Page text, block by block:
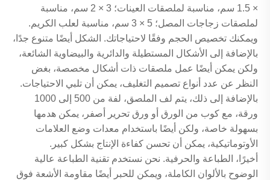
× 1.5 سم، مناسبة لملصقات العينات؛ 3 × 2 سم، مناسبة
لملصقات زجاجات المصل؛ 5 × 3 سم، مناسبة لعلب الكريم.
ويمكنك تخصيص الحجم وفقًا لاحتياجاتك. الشكل أيضًا متنوع جدًا،
بالإضافة إلى الأشكال المستطيلة والدائرية والبيضاوية الشائعة،
ولكن يمكن أيضًا عمل ملصقات ذات أشكال مخصصة، بغض
النظر عن عدد أنواع تصميم التغليف، يمكن أن تلبي الاحتياجات.
بالإضافة إلى ذلك، يتم لف الملصق، لفة من 500 إلى 1000
ورقة، مع كوب من الورق أو ورق تحرير أصفر، يمكن هدمها
بسهولة خاصة، ولكن أيضًا باستخدام معدات وضع العلامات
الأوتوماتيكية، يمكن أن تحسن كفاءة الإنتاج بشكل كبير.
أخيرًا، الطباعة والحرفية. نحن نستخدم تقنية الطباعة عالية
الوضوح بالألوان الكاملة، ويمكن للحبر أيضًا مقاومة الأشعة فوق